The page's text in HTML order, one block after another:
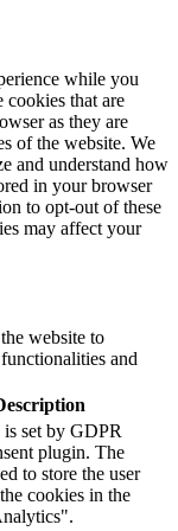
while you
cookies that are
as they are
of the website. We
and understand how
in your browser
to opt-out of these
may affect your
website to
and
set by GDPR
plugin. The
to store the user
cookies in the